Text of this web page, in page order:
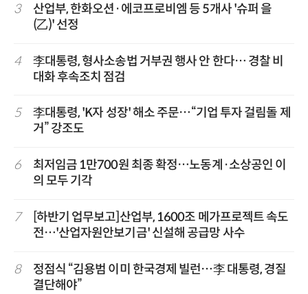
3
산업부, 한화오션·에코프로비엠 등 5개사 '슈퍼 을
(乙)' 선정
4
李대통령, 형사소송법 거부권 행사 안 한다… 경찰 비
대화 후속조치 점검
5
李대통령, 'K자 성장' 해소 주문…“기업 투자 걸림돌 제
거” 강조도
6
최저임금 1만700원 최종 확정…노동계·소상공인 이
의 모두 기각
7
[하반기 업무보고]산업부, 1600조 메가프로젝트 속도
전…'산업자원안보기금' 신설해 공급망 사수
8
정점식 “김용범 이미 한국경제 빌런…李 대통령, 경질
결단해야”